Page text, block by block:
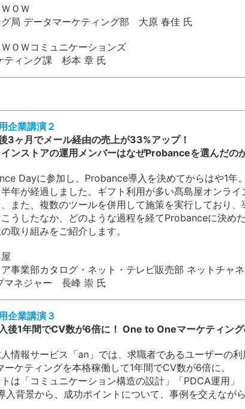
ＯＷ
グ局 データマーケティング部 大原 春佳 氏
ＯＷコミュニケーションズ
ティング課 杉本 章 氏
企業講演２
3ヶ月でメール経由の売上が33%アップ！
ンストアの運用メンバーはなぜProbanceを選んだの
Dayに参加し、Probance導入を決めてからはや1年
年が経過しました。ギフト利用が多い髙島屋オンラ
また、複数のツールを併用して施策を実行しており
うしたなか、どのような過程を経てProbanceに決め
取り組みをご紹介します。
事業部カタログ・ネット・テレビ販売部 ネットチャ
マネジャー 長峰 崇 氏
企業講演３
後1年間でCV数が6倍に！ One to Oneマーケティング
情報サービス「an」では、求職者であるユーザーの
ケティングを本格稼働して1年間でCV数が6倍に。
は「コミュニケーション構造の設計」「PDCA運用」
入背景から、成功ポイントについて、事例を交えなが